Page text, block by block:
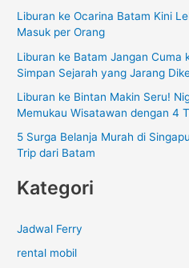
tLiburan ke Ocarina Batam Kini
Masuk per Orang
Liburan ke Batam Jangan Cuma
Simpan Sejarah yang Jarang
Liburan ke Bintan Makin Seru!
Memukau Wisatawan dengan 4
5 Surga Belanja Murah di
Trip dari Batam
Kategori
Jadwal Ferry
rental mobil